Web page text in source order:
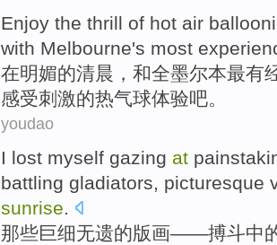
Enjoy the thrill of hot air
with Melbourne's most
在明媚的清晨， 和全墨尔本最有
感受刺激的热气球体验吧。
youdao
I lost myself gazing at
battling gladiators, picturesque
sunrise.
那些巨细无遗的版画——搏斗中